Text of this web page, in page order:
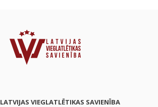
LATVIJAS VIEGLATLĒTIKAS SAVIENĪBA